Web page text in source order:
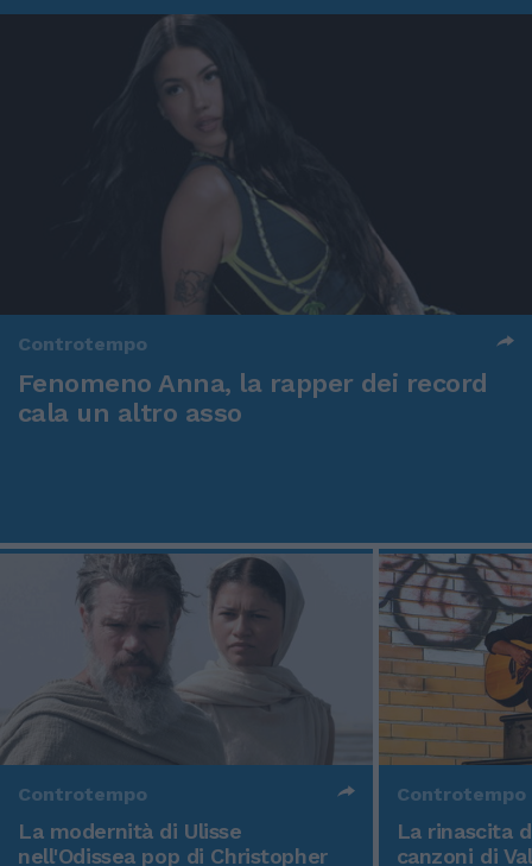
Controtempo
Fenomeno Anna, la rapper dei record
cala un altro asso
Controtempo
La modernità di Ulisse
nell'Odissea pop di Christopher
Controtempo
La rinascita
canzoni di